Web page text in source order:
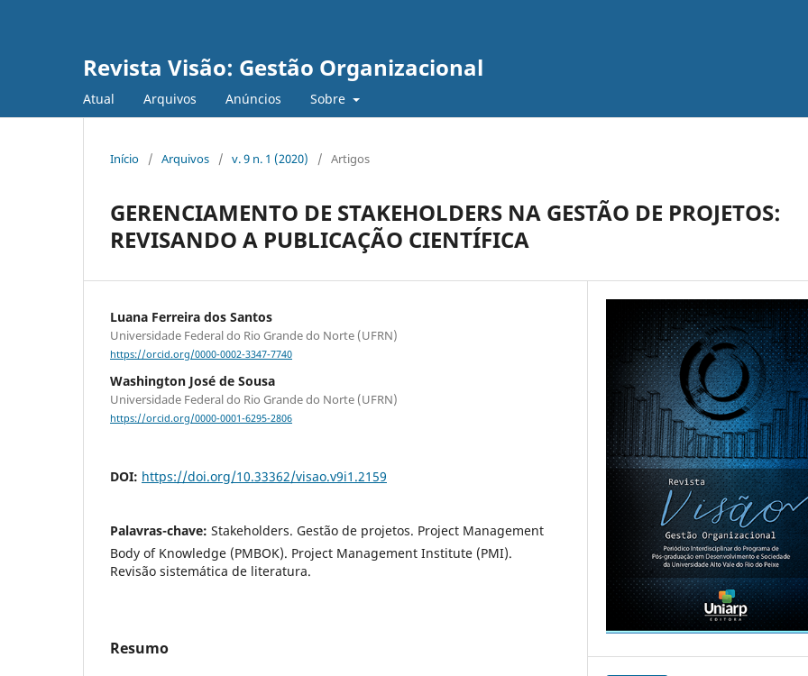
Revista Visão: Gestão Organizacional
Atual Arquivos Anúncios Sobre
Início / Arquivos / v. 9 n. 1 (2020) / Artigos
GERENCIAMENTO DE STAKEHOLDERS NA GESTÃO DE PROJETOS:
REVISANDO A PUBLICAÇÃO CIENTÍFICA
Luana Ferreira dos Santos
Universidade Federal do Rio Grande do Norte (UFRN)
https://orcid.org/0000-0002-3347-7740
Washington José de Sousa
Universidade Federal do Rio Grande do Norte (UFRN)
https://orcid.org/0000-0001-6295-2806
DOI: https://doi.org/10.33362/visao.v9i1.2159
Palavras-chave: Stakeholders. Gestão de projetos. Project Management
Body of Knowledge (PMBOK). Project Management Institute (PMI).
Revisão sistemática de literatura.
Resumo